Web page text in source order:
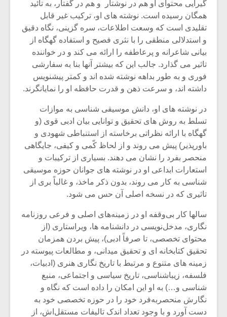
گیرایی محتوای او هم در نوشتار و هم در گفتار، به تائید
همگان رسیده است. نوشته های او، ترکیب غیر قابل
تقلیدی است که وسعت اطلاعات، سره گزینی، نگاه دقیق
و استدلالی منطقی را با نثری فصیح و استفاده گهگاه از
بیانی شاعرانه و پرعاطفه را ارائه می کند و در خواننده
تاثیر می گذارد. جالب این که بیشتر آنها بنا به سفارشی
فوری و به طور بداهه نوشته شده اند و کمتر پیشنویس
داشته اند، و سرعت ذهن و قدرت حافظه او را نمایانگرند.
در نوشته های او، دانش موسیقی شناسی به موازات
تسلط به روش های تحقیق و توانایی بیان ادبی قوی (و
گهگاه با ارائه نظراتی برخاسته از استنباطی شهودی و
باورپذیر) پیش می روند و از لحاظ کّمی و کیفی، جایگاهی
منحصر بفرد را نشان می دهند. بسیاری از ترکیبات و
استعارات ابداعی او در نوشته های جوانان حوزه موسیقی
شناسی به کار می روند، بدون ذکر ماخذ، و غالباً بری از
تاثیری که در نسخه اصلی آن حس می شود.
سالها کار بی‌وقفه او در زمینه‌های اصلی و فرعی روزنامه
نگاری، مدخل‌نویسی در دانشنامه ها، ویراستاری (از
محتوای تخصصی، تا صرفاً ادبی)، پیش بردن همزمان
تحقیق کتابخانه ای و تحقیق میدانی، و مطالعات پیوسته در
زمینه های متنوع و مرتبط با تاریخ نگاری هنری (ادبیات،
فلسفه، زیباشناسی، تاریخ سیاسی و اجتماعی، منبع
شناسی و…) به او این امکان را داده است که نگاه و
نگارش منحصر‌به‌فرد خود را در حوزه تخصصی خود به
دست آورد و با وجود تعداد اندک تالیفات مستقل‌اش، از